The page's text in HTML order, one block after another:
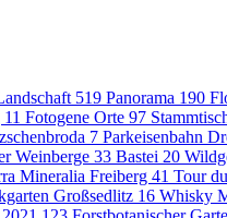
519 Panorama 190
11 Fotogene Orte 97
7 Parkeisenbahn
Weinberge 33 Bastei 20
Mineralia Freiberg 41 Tour
Großsedlitz 16 Whisky